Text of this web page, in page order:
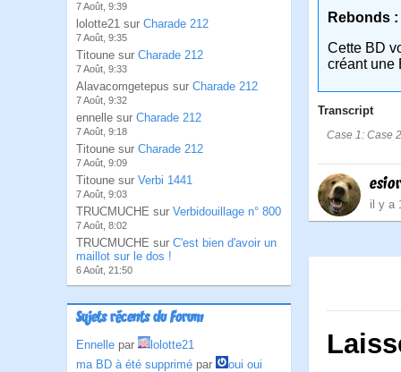
7 Août, 9:39
lolotte21 sur Charade 212
7 Août, 9:35
Titoune sur Charade 212
7 Août, 9:33
Alavacomgetepus sur Charade 212
7 Août, 9:32
ennelle sur Charade 212
7 Août, 9:18
Titoune sur Charade 212
7 Août, 9:09
Titoune sur Verbi 1441
7 Août, 9:03
TRUCMUCHE sur Verbidouillage n° 800
7 Août, 8:02
TRUCMUCHE sur C'est bien d'avoir un
maillot sur le dos !
6 Août, 21:50
Sujets récents du Forum
Ennelle par
lolotte21
ma BD à été supprimé par
oui oui
Rebonds :
Cette BD
créant une
Transcript
Case 1: Case
il y a